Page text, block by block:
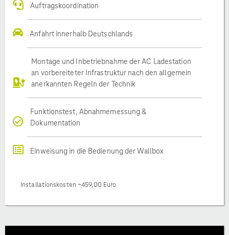
Auftragskoordination
Anfahrt innerhalb Deutschlands
Montage und Inbetriebnahme der AC Ladestation
an vorbereiteter Infrastruktur nach den allgemein
anerkannten Regeln der Technik
Funktionstest, Abnahmemessung &
Dokumentation
Einweisung in die Bedienung der Wallbox
Installationskosten ~459,00 Euro